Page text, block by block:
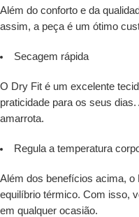
Além do conforto e da
assim, a peça é um ótimo
Secagem rápida
O Dry Fit é um excelente
praticidade para os seus
amarrota.
Regula a temperatura
Além dos benefícios acima,
equilíbrio térmico. Com isso,
em qualquer ocasião.